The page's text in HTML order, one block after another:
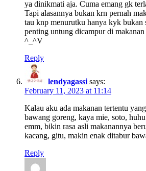
ya dinikmati aja. Cuma emang gk
Tapi alasannya bukan krn pernah
tau knp menurutku hanya kyk bukan
penting untung dicampur di
^_^V
Reply
lendyagassi says:
February 11, 2023 at 11:14
Kalau aku ada makanan tertentu
bawang goreng, kaya mie, soto,
emm, bikin rasa asli makanannya
kacang, gitu, makin enak ditabur
Reply